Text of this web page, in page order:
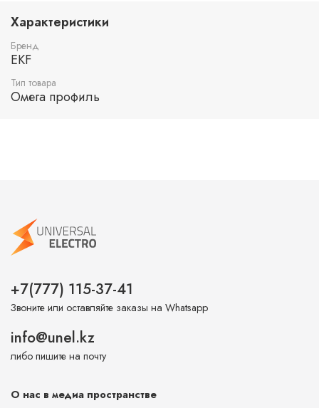
мм.
Характеристики
Бренд
EKF
Тип товара
Омега профиль
+7(777) 115-37-41
Звоните или оставляйте заказы на Whatsapp
info@unel.kz
либо пишите на почту
О нас в медиа пространстве